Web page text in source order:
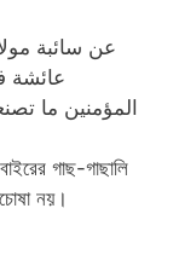
عن سائبة
عائشة
المؤمنين ما
গাছ-গাছালি
নয়।